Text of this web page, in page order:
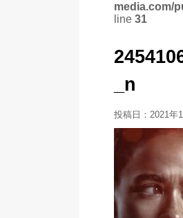
media.com/
line 31
_n
投稿日： 2021年